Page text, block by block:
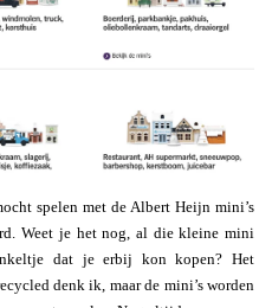
spelen met de Albert Heijn mini’s
Weet je het nog, al die kleine mini
dat je erbij kon kopen? Het
denk ik, maar de mini’s worden